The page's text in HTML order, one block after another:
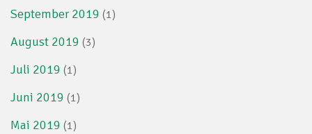
September 2019 (1)
August 2019 (3)
Juli 2019 (1)
Juni 2019 (1)
Mai 2019 (1)